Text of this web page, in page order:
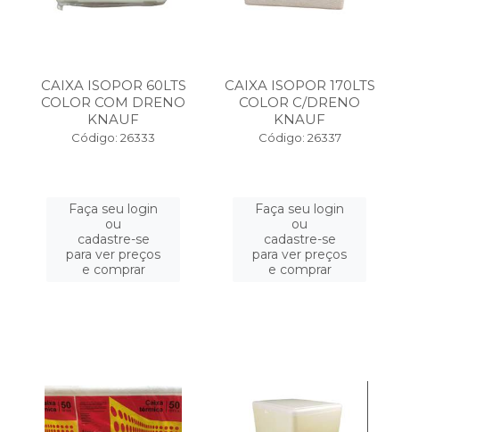
CAIXA ISOPOR 60LTS
COLOR COM DRENO
KNAUF
Código: 26333
Faça seu login
ou
cadastre-se
para ver preços
e comprar
CAIXA ISOPOR 170LTS
COLOR C/DRENO
KNAUF
Código: 26337
Faça seu login
ou
cadastre-se
para ver preços
e comprar